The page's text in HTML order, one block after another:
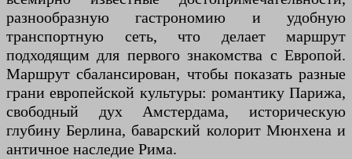
разнообразную гастрономию и удобную
транспортную сеть, что делает маршрут
подходящим для первого знакомства с Европой.
Маршрут сбалансирован, чтобы показать разные
грани европейской культуры: романтику Парижа,
свободный дух Амстердама, историческую
глубину Берлина, баварский колорит Мюнхена и
античное наследие Рима.